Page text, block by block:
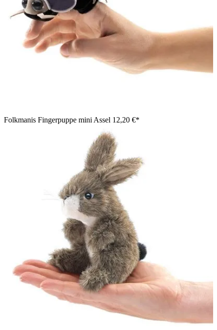
Folkmanis Fingerpuppe mini Assel 12,20 €*